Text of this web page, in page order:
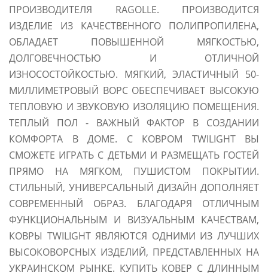
ПРОИЗВОДИТЕЛЯ RAGOLLE. ПРОИЗВОДИТСЯ
ИЗДЕЛИЕ ИЗ КАЧЕСТВЕННОГО ПОЛИПРОПИЛЕНА,
ОБЛАДАЕТ ПОВЫШЕННОЙ МЯГКОСТЬЮ,
ДОЛГОВЕЧНОСТЬЮ И ОТЛИЧНОЙ
ИЗНОСОСТОЙКОСТЬЮ. МЯГКИЙ, ЭЛАСТИЧНЫЙ 50-
МИЛЛИМЕТРОВЫЙ ВОРС ОБЕСПЕЧИВАЕТ ВЫСОКУЮ
ТЕПЛОВУЮ И ЗВУКОВУЮ ИЗОЛЯЦИЮ ПОМЕЩЕНИЯ.
ТЕПЛЫЙ ПОЛ - ВАЖНЫЙ ФАКТОР В СОЗДАНИИ
КОМФОРТА В ДОМЕ. С КОВРОМ TWILIGHT ВЫ
СМОЖЕТЕ ИГРАТЬ С ДЕТЬМИ И РАЗМЕЩАТЬ ГОСТЕЙ
ПРЯМО НА МЯГКОМ, ПУШИСТОМ ПОКРЫТИИ.
СТИЛЬНЫЙ, УНИВЕРСАЛЬНЫЙ ДИЗАЙН ДОПОЛНЯЕТ
СОВРЕМЕННЫЙ ОБРАЗ. БЛАГОДАРЯ ОТЛИЧНЫМ
ФУНКЦИОНАЛЬНЫМ И ВИЗУАЛЬНЫМ КАЧЕСТВАМ,
КОВРЫ TWILIGHT ЯВЛЯЮТСЯ ОДНИМИ ИЗ ЛУЧШИХ
ВЫСОКОВОРСНЫХ ИЗДЕЛИЙ, ПРЕДСТАВЛЕННЫХ НА
УКРАИНСКОМ РЫНКЕ. КУПИТЬ КОВЕР С ДЛИННЫМ